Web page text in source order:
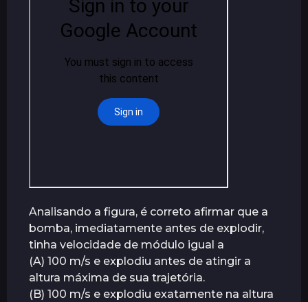
Analisando a figura, é correto afirmar que a
bomba, imediatamente antes de explodir,
tinha velocidade de módulo igual a
(A) 100 m/s e explodiu antes de atingir a
altura máxima de sua trajetória.
(B) 100 m/s e explodiu exatamente na altura